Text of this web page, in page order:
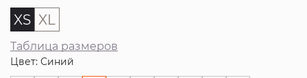
XS XL
Таблица размеров
Цвет: Синий